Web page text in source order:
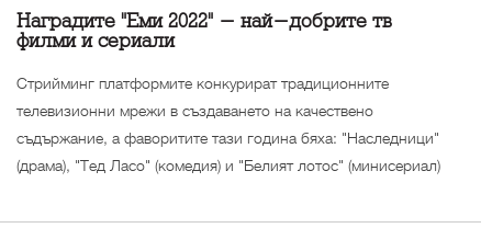
Наградите "Еми 2022" - най-добрите тв
филми и сериали
Стрийминг платформите конкурират традиционните
телевизионни мрежи в създаването на качествено
съдържание, а фаворитите тази година бяха: "Наследници"
(драма), "Тед Ласо" (комедия) и "Белият лотос" (минисериал)